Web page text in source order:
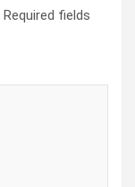
Required fields